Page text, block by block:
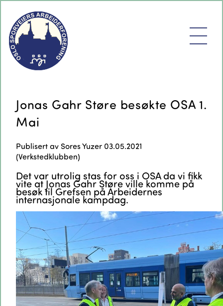
Jonas Gahr Støre besøkte OSA 1.
Mai
Publisert av Sores Yuzer 03.05.2021
(Verkstedklubben)
Det var utrolig stas for oss i OSA da vi fikk
vite at Jonas Gahr Støre ville komme på
besøk til Grefsen på Arbeidernes
internasjonale kampdag.